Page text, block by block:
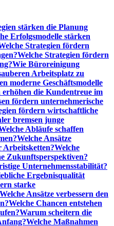
stärken die Planung
Erfolgsmodelle stärken
Strategien fördern
Welche Strategien fördern
Wie Büroreinigung
Arbeitsplatz zu
moderne Geschäftsmodelle
erhöhen die Kundentreue im
fördern unternehmerische
fördern wirtschaftliche
bremsen junge
Abläufe schaffen
Welche Ansätze
Arbeitsketten?Welche
Zukunftsperspektiven?
Unternehmensstabilität?
Ergebnisqualität
starke
Welche Ansätze verbessern den
Welche Chancen entstehen
Warum scheitern die
Welche Maßnahmen